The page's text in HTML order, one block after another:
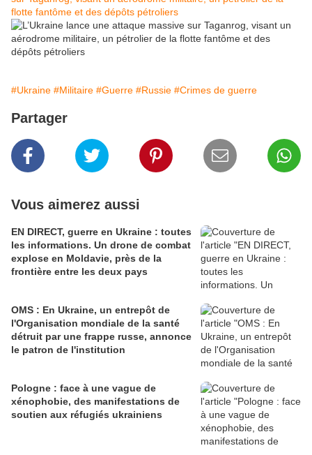
flotte fantôme et des dépôts pétroliers
#Ukraine #Militaire #Guerre #Russie #Crimes de guerre
Partager
Vous aimerez aussi
EN DIRECT, guerre en Ukraine : toutes
les informations. Un drone de combat
explose en Moldavie, près de la
frontière entre les deux pays
OMS : En Ukraine, un entrepôt de
l'Organisation mondiale de la santé
détruit par une frappe russe, annonce
le patron de l'institution
Pologne : face à une vague de
xénophobie, des manifestations de
soutien aux réfugiés ukrainiens